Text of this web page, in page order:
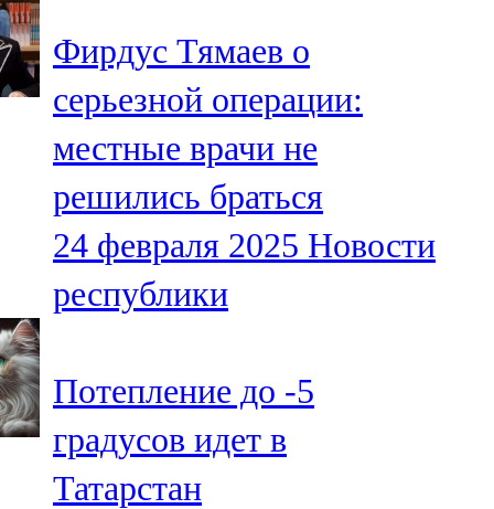
Фирдус Тямаев о
серьезной операции:
местные врачи не
решились браться
24 февраля 2025 Новости
республики
Потепление до -5
градусов идет в
Татарстан